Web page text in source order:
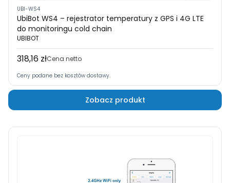
UBI-WS4
UbiBot WS4 – rejestrator temperatury z GPS i 4G LTE
do monitoringu cold chain
UBIBOT
Cena
318,16 złCena netto
Ceny podane bez kosztów dostawy.
Zobacz produkt